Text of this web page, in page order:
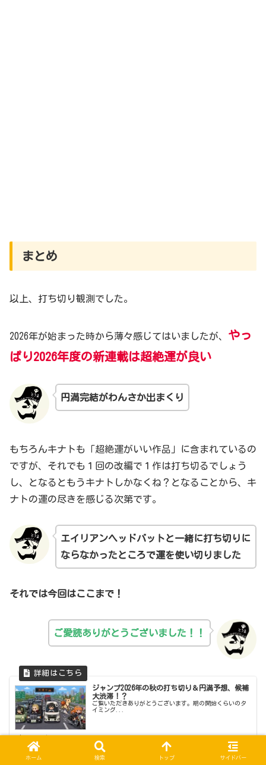
まとめ
以上、打ち切り観測でした。
2026年が始まった時から薄々感じてはいましたが、 やっ
ぱり2026年度の新連載は超絶運が良い
円満完結がわんさか出まくり
もちろんキナトも「超絶運がいい作品」に含まれているの
ですが、それでも１回の改編で１作は打ち切るでしょう
し、となるともうキナトしかなくね？となることから、キ
ナトの運の尽きを感じる次第です。
エイリアンヘッドバットと一緒に打ち切りに
ならなかったところで運を使い切りました
それでは今回はここまで！
ご愛読ありがとうございました！！
ジャンプ2026年の秋の打ち切り＆円満予想、候補
大渋滞！？
ご覧いただきありがとうございます。期の開始くらいのタ
イミング...
ホーム 検索 トップ サイドバー